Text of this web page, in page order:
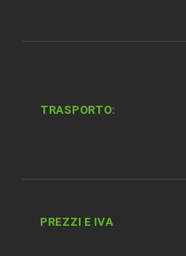
TRASPORTO:
PREZZI E IVA